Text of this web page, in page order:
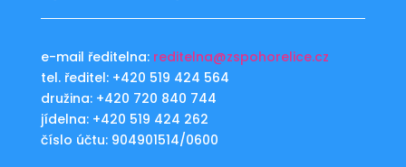
e-mail ředitelna: reditelna@zspohorelice.cz
tel. ředitel: +420 519 424 564
družina: +420 720 840 744
jídelna: +420 519 424 262
číslo účtu: 904901514/0600